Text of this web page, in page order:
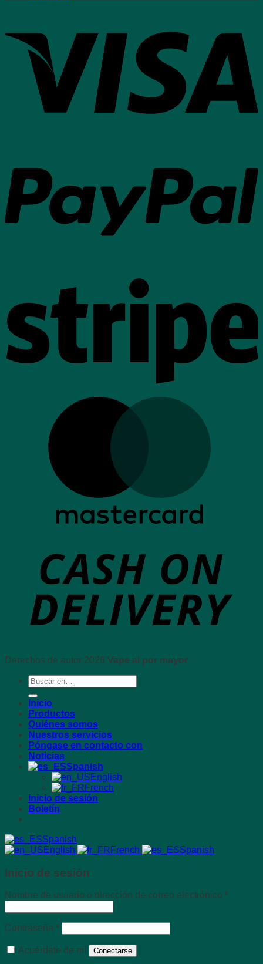
Derechos de autor 2026 Vape al por mayor
Buscar:
Inicio
Productos
Quiénes somos
Nuestros servicios
Póngase en contacto con
Noticias
Spanish
English
French
Inicio de sesión
Boletín
Spanish
English
French Spanish
Inicio de sesión
Nombre de usuario o dirección de correo electrónico *
Contraseña *Requerido
Acuérdate de mí Conectarse